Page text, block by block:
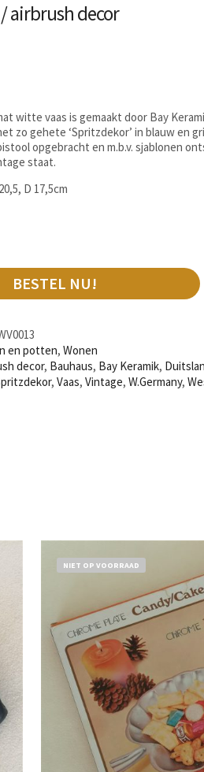
airbrush decor
witte vaas is gemaakt door Bay
zo gehete ‘Spritzdekor’ in blauw en
opgebracht en m.b.v. sjablonen
staat.
D 17,5cm
BESTEL NU!
en potten,Wonen
decor, Bauhaus, Bay Keramik,
,Vaas,Vintage,W.Germany,
NIET OP VOORRAAD